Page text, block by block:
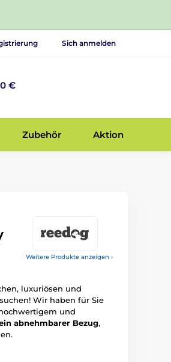
Sich anmelden
€
Zubehör Aktion
Weitere Produkte anzeigen ›
luxuriösen und
Wir haben für Sie
und
abnehmbarer Bezug,